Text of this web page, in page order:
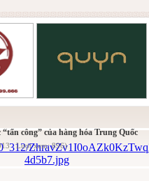
công” của hàng hóa Trung Quốc
Lượt xem: 896)